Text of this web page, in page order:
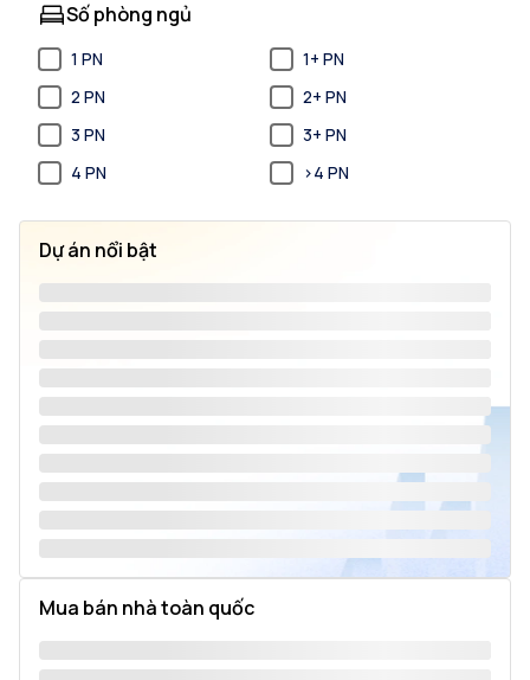
Số phòng ngủ
1 PN
1+ PN
2 PN
2+ PN
3 PN
3+ PN
4 PN
>4 PN
Dự án nổi bật
Mua bán nhà toàn quốc